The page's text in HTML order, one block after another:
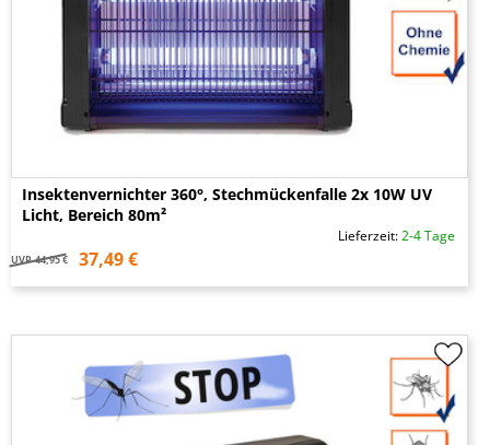
Insektenvernichter 360°, Stechmückenfalle 2x 10W UV
Licht, Bereich 80m²
Lieferzeit:2-4 Tage
UVP 44,95 € 37,49 €